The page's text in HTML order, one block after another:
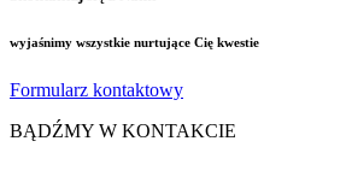
wyjaśnimy wszystkie nurtujące Cię kwestie
Formularz kontaktowy
BĄDŹMY W KONTAKCIE